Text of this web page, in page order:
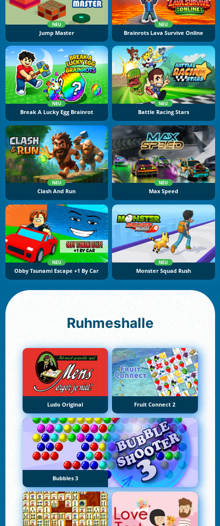
NEU
Jump Master
NEU
Brainrots Lava Survive Online
NEU
Break A Lucky Egg Brainrot
NEU
Battle Racing Stars
NEU
Clash And Run
NEU
Max Speed
NEU
Obby Tsunami Escape +1 By Car
NEU
Monster Squad Rush
Ruhmeshalle
Ludo Original Fruit Connect 2
Bubbles 3